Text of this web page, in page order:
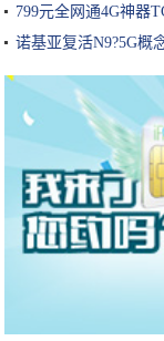
799元全网通4G神器
诺基亚复活N9?5G概